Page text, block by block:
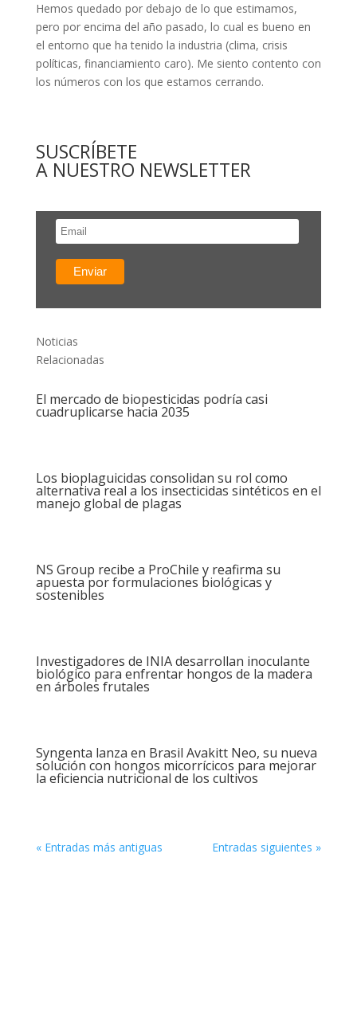
Hemos quedado por debajo de lo que estimamos,
pero por encima del año pasado, lo cual es bueno en
el entorno que ha tenido la industria (clima, crisis
políticas, financiamiento caro). Me siento contento con
los números con los que estamos cerrando.
SUSCRÍBETE
A NUESTRO NEWSLETTER
Noticias
Relacionadas
El mercado de biopesticidas podría casi
cuadruplicarse hacia 2035
Los bioplaguicidas consolidan su rol como
alternativa real a los insecticidas sintéticos en el
manejo global de plagas
NS Group recibe a ProChile y reafirma su
apuesta por formulaciones biológicas y
sostenibles
Investigadores de INIA desarrollan inoculante
biológico para enfrentar hongos de la madera
en árboles frutales
Syngenta lanza en Brasil Avakitt Neo, su nueva
solución con hongos micorrícicos para mejorar
la eficiencia nutricional de los cultivos
« Entradas más antiguas Entradas siguientes »